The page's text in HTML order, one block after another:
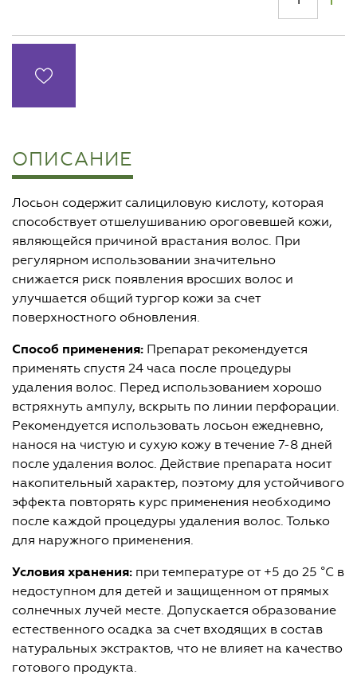
ОПИСАНИЕ
Лосьон содержит салициловую кислоту, которая
способствует отшелушиванию ороговевшей кожи,
являющейся причиной врастания волос. При
регулярном использовании значительно
снижается риск появления вросших волос и
улучшается общий тургор кожи за счет
поверхностного обновления.
Способ применения: Препарат рекомендуется
применять спустя 24 часа после процедуры
удаления волос. Перед использованием хорошо
встряхнуть ампулу, вскрыть по линии перфорации.
Рекомендуется использовать лосьон ежедневно,
нанося на чистую и сухую кожу в течение 7-8 дней
после удаления волос. Действие препарата носит
накопительный характер, поэтому для устойчивого
эффекта повторять курс применения необходимо
после каждой процедуры удаления волос. Только
для наружного применения.
Условия хранения: при температуре от +5 до 25 °С в
недоступном для детей и защищенном от прямых
солнечных лучей месте. Допускается образование
естественного осадка за счет входящих в состав
натуральных экстрактов, что не влияет на качество
готового продукта.